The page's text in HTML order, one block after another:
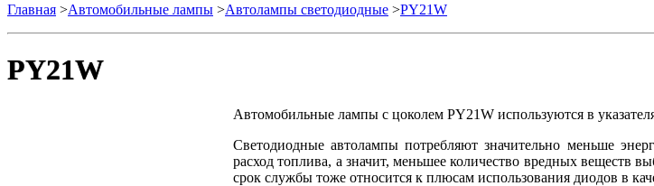
Главная >Автомобильные лампы >Автолампы светодиодные >PY21W
PY21W
Автомобильные лампы с цоколем PY21W используются в
Светодиодные автолампы потребляют значительно меньше
расход топлива, а значит, меньшее количество вредных веществ
срок службы тоже относится к плюсам использования диодов в